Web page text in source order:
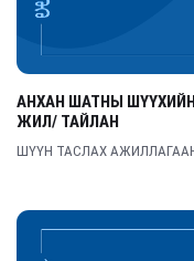
АНХАН ШАТНЫ
ЖИЛ/ ТАЙЛАН
ШҮҮН ТАСЛАХ